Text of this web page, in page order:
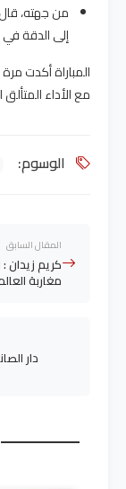
من جهته،
إلى الدقة
المباراة أكدت
مع الأداء
الوسوم:
المقال السابق
كريم زيدان
مغاربة
دار